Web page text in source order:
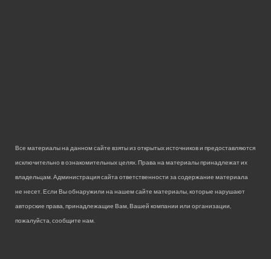
Все материалы на данном сайте взяты из открытых источников и предоставляются
исключительно в ознакомительных целях. Права на материалы принадлежат их
владельцам. Администрация сайта ответственности за содержание материала
не несет. Если Вы обнаружили на нашем сайте материалы, которые нарушают
авторские права, принадлежащие Вам, Вашей компании или организации,
пожалуйста, сообщите нам.